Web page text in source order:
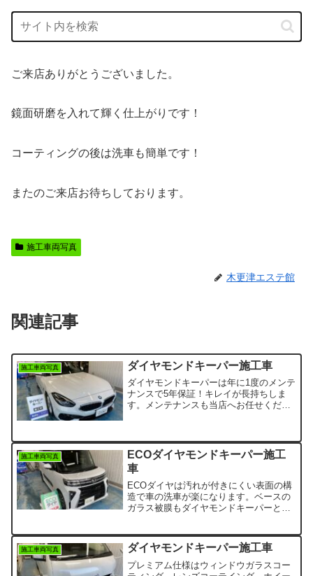
ご来店ありがとうございました。
鏡面研磨を入れて輝く仕上がりです！
コーティングの後は洗車も簡単です！
またのご来店お待ちしております。
施工車両写真
木更津エステ館
関連記事
施工車両写真 ダイヤモンドキーパー施工車
ダイヤモンドキーパーは年に1度のメンテ
ナンスで5年保証！キレイが長持ちしま
す。メンテナンスも当店へお任せくださ
施工車両写真
ECOダイヤモンドキーパー施工
車
ECOダイヤは汚れが付きにくい表面の構
造で車の洗車が楽になります。ベースの
ガラス被膜もダイヤモンドキーパーと同
施工車両写真 ダイヤモンドキーパー施工車
プレミアム仕様はウィンドウガラスコー